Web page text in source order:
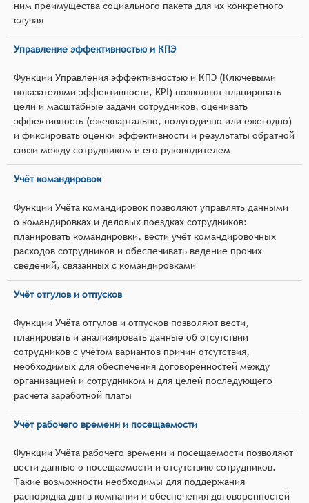
ним преимущества социального пакета для их конкретного
случая
Управление эффективностью и КПЭ
Функции Управления эффективностью и КПЭ (Ключевыми
показателями эффективности, KPI) позволяют планировать
цели и масштабные задачи сотрудников, оценивать
эффективность (ежеквартально, полугодично или ежегодно)
и фиксировать оценки эффективности и результаты обратной
связи между сотрудником и его руководителем
Учёт командировок
Функции Учёта командировок позволяют управлять данными
о командировках и деловых поездках сотрудников:
планировать командировки, вести учёт командировочных
расходов сотрудников и обеспечивать ведение прочих
сведений, связанных с командировками
Учёт отгулов и отпусков
Функции Учёта отгулов и отпусков позволяют вести,
планировать и анализировать данные об отсутствии
сотрудников с учётом вариантов причин отсутствия,
необходимых для обеспечения договорённостей между
организацией и сотрудником и для целей последующего
расчёта заработной платы
Учёт рабочего времени и посещаемости
Функции Учёта рабочего времени и посещаемости позволяют
вести данные о посещаемости и отсутствию сотрудников.
Такие возможности необходимы для поддержания
распорядка дня в компании и обеспечения договорённостей